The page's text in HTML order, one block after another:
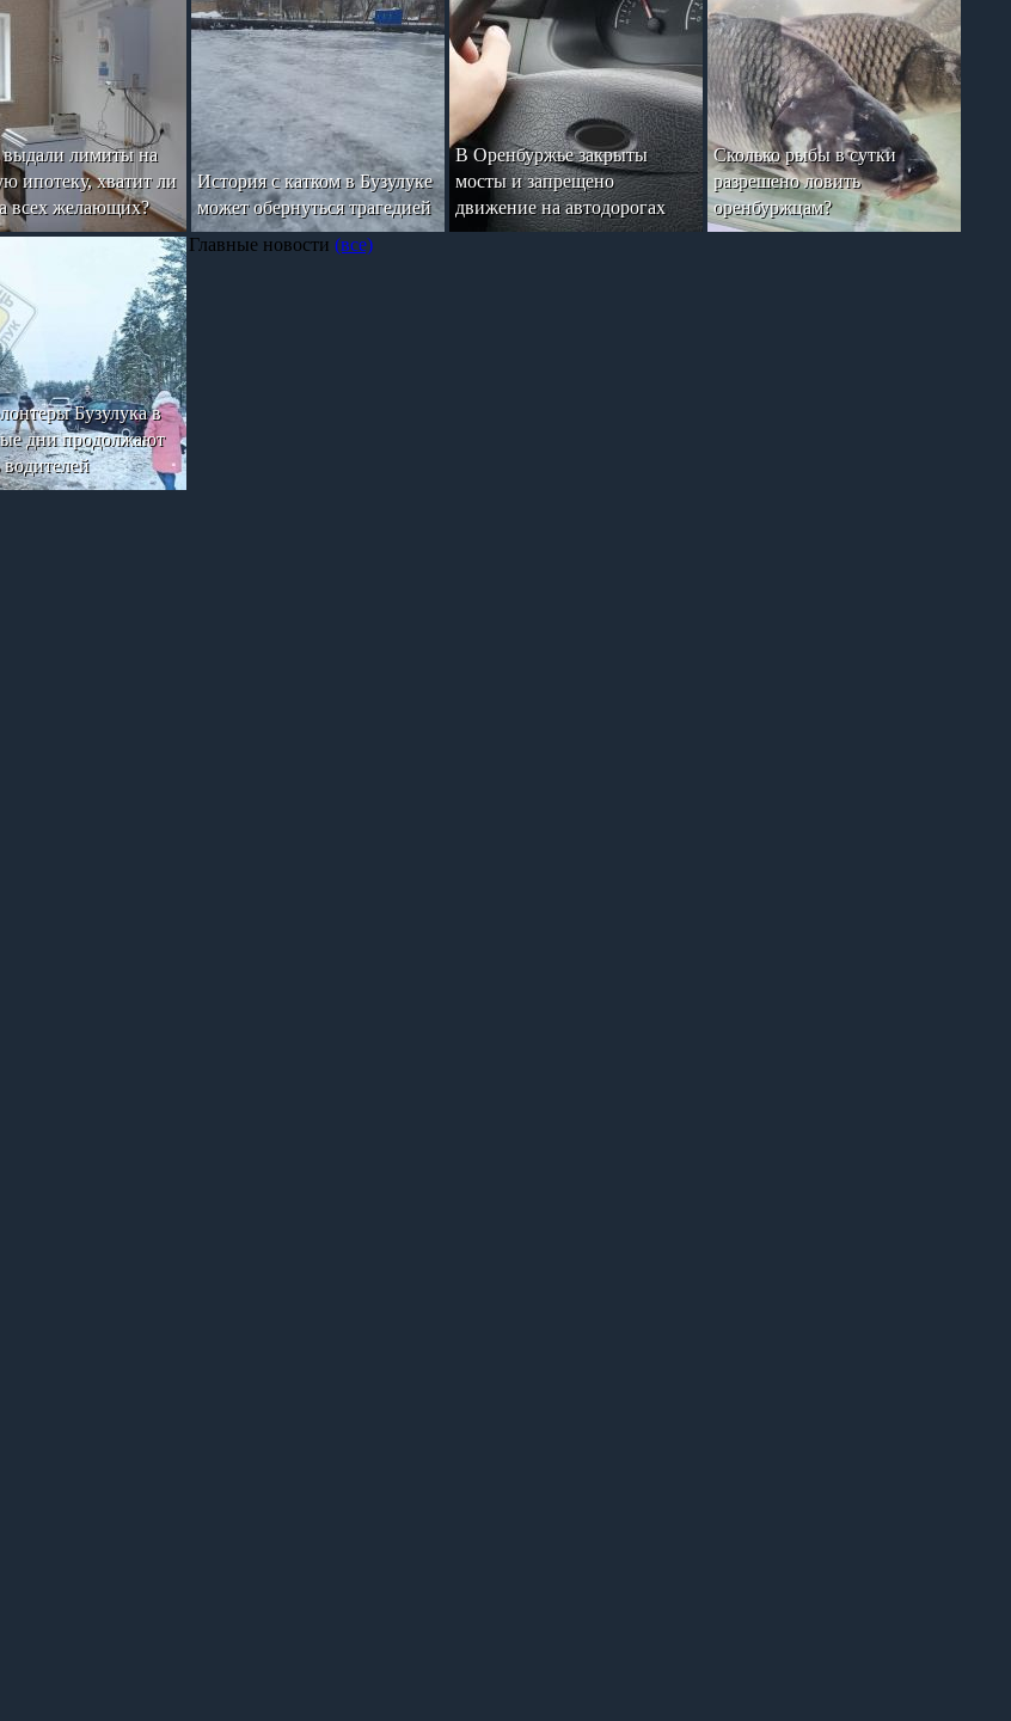
выдали лимиты на
ипотеку, хватит ли
всех желающих?
История с катком в Бузулуке
может обернуться трагедией
В Оренбуржье закрыты
мосты и запрещено
движение на автодорогах
Сколько рыбы в сутки
разрешено ловить
оренбуржцам?
Бузулука в
дни продолжают
водителей
Главные новости (все)